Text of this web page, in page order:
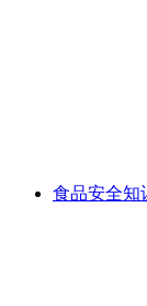
食品安全知